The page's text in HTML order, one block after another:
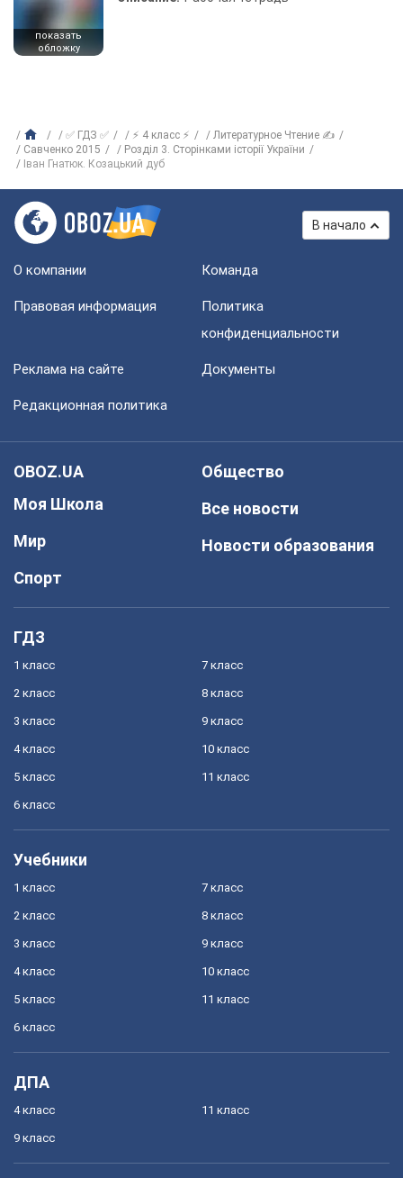
показать
обложку
✅ ГДЗ ✅ ⚡ 4 класс ⚡
Литературное Чтение ✍
Савченко 2015
Розділ 3. Сторінками історії України
Іван Гнатюк. Козацький дуб
В начало
О компании Команда
Правовая информация
Политика
конфиденциальности
Реклама на сайте Документы
Редакционная политика
OBOZ.UA
Моя Школа
Мир
Спорт
Общество
Все новости
Новости образования
ГДЗ
1 класс
2 класс
3 класс
4 класс
5 класс
6 класс
7 класс
8 класс
9 класс
10 класс
11 класс
Учебники
1 класс
2 класс
3 класс
4 класс
5 класс
6 класс
7 класс
8 класс
9 класс
10 класс
11 класс
ДПА
4 класс
9 класс
11 класс